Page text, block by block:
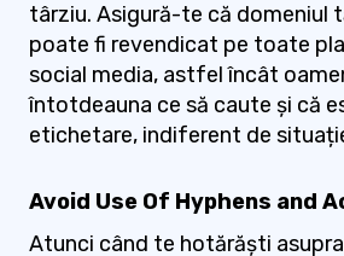
târziu. Asigură-te că domeniul
poate fi revendicat pe toate
social media, astfel încât
întotdeauna ce să caute și că
etichetare, indiferent de
Avoid Use Of Hyphens and
Atunci când te hotărăști